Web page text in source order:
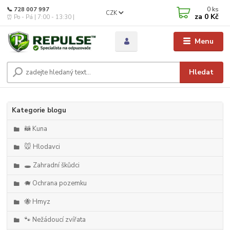
Menu
CZK
Hledat
📞 728 007 997
⏰ Po - Pá | 7:00 - 13:30 |
0 ks
za 0 Kč
Kategorie blogu
🦝 Kuna
🐭 Hlodavci
🕳️ Zahradní škůdci
🐗 Ochrana pozemku
🐝 Hmyz
🐾 Nežádoucí zvířata